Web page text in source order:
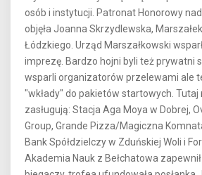
osób i instytucji. Patronat Honorowy
objęła Joanna Skrzydlewska,
Łódzkiego. Urząd Marszałkowski
imprezę. Bardzo hojni byli też prywatni
wsparli organizatorów przelewami ale
"wkłady" do pakietów startowych. Tutaj
zasługują: Stacja Aga Moya w Dobrej,
Group, Grande Pizza/Magiczna
Bank Spółdzielczy w Zduńskiej Woli i
Akademia Nauk z Bełchatowa